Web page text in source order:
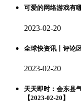
可爱的网络游戏有
2023-02-20
全球快资讯丨评论
2023-02-20
天天即时：会东县
【2023-02-20】